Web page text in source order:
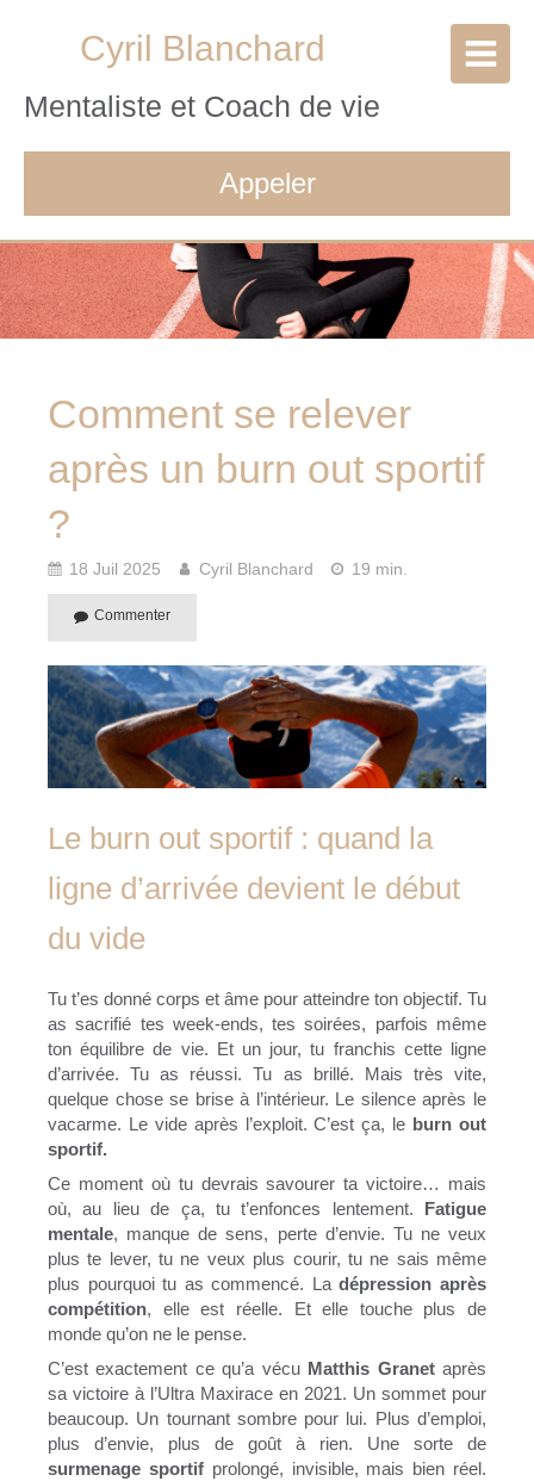
Cyril Blanchard
Mentaliste et Coach de vie
Appeler
Comment se relever
après un burn out sportif
?
18 Juil 2025 Cyril Blanchard 19 min.
Commenter
Le burn out sportif : quand la
ligne d’arrivée devient le début
du vide
Tu t’es donné corps et âme pour atteindre ton objectif. Tu
as sacrifié tes week-ends, tes soirées, parfois même
ton équilibre de vie. Et un jour, tu franchis cette ligne
d’arrivée. Tu as réussi. Tu as brillé. Mais très vite,
quelque chose se brise à l’intérieur. Le silence après le
vacarme. Le vide après l’exploit. C’est ça, le burn out
sportif.
Ce moment où tu devrais savourer ta victoire… mais
où, au lieu de ça, tu t’enfonces lentement.
Fatigue
mentale, manque de sens, perte d’envie. Tu ne veux
plus te lever, tu ne veux plus courir, tu ne sais même
plus pourquoi tu as commencé. Ladépression après
compétition, elle est réelle. Et elle touche plus de
monde qu’on ne le pense.
C’est exactement ce qu’a vécu Matthis Granetaprès
sa victoire à l’Ultra Maxirace en 2021. Un sommet pour
beaucoup. Un tournant sombre pour lui. Plus d’emploi,
plus d’envie, plus de goût à rien. Une sorte de
surmenage sportif prolongé, invisible, mais bien réel.